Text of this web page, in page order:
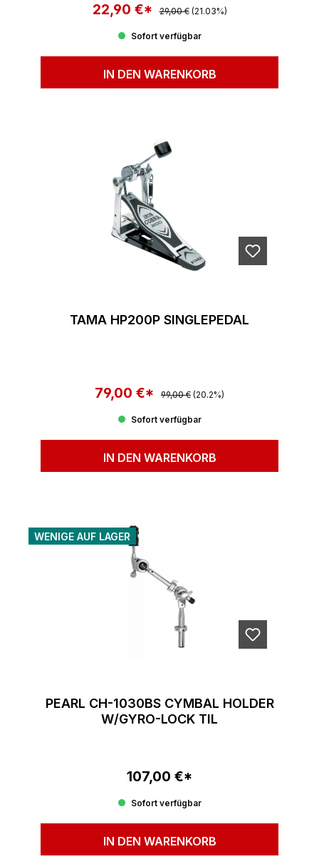
Verkaufspreis:
22,90 €* Regulärer Preis:
29,00 € (21.03%)
Sofort verfügbar
IN DEN WARENKORB
TAMA HP200P SINGLEPEDAL
Verkaufspreis:
79,00 €* Regulärer Preis:
99,00 € (20.2%)
Sofort verfügbar
IN DEN WARENKORB
WENIGE AUF LAGER
PEARL CH-1030BS CYMBAL HOLDER
W/GYRO-LOCK TIL
Regulärer Preis:
107,00 €*
Sofort verfügbar
IN DEN WARENKORB